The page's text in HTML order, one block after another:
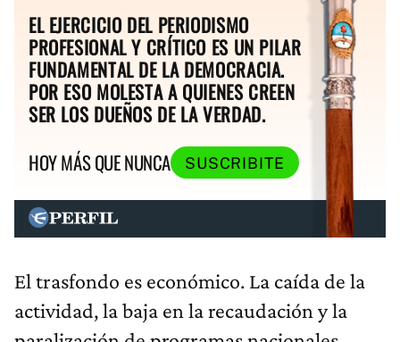
EL EJERCICIO DEL PERIODISMO
PROFESIONAL Y CRÍTICO ES UN PILAR
FUNDAMENTAL DE LA DEMOCRACIA.
POR ESO MOLESTA A QUIENES CREEN
SER LOS DUEÑOS DE LA VERDAD.
HOY MÁS QUE NUNCA
SUSCRIBITE
El trasfondo es económico. La caída de la
actividad, la baja en la recaudación y la